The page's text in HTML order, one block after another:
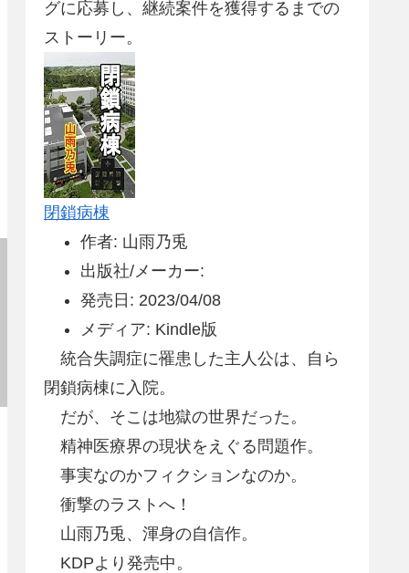
グに応募し、継続案件を獲得するまでの
ストーリー。
閉鎖病棟
作者: 山雨乃兎
出版社/メーカー:
発売日: 2023/04/08
メディア: Kindle版
統合失調症に罹患した主人公は、自ら
閉鎖病棟に入院。
だが、そこは地獄の世界だった。
精神医療界の現状をえぐる問題作。
事実なのかフィクションなのか。
衝撃のラストへ！
山雨乃兎、渾身の自信作。
KDPより発売中。